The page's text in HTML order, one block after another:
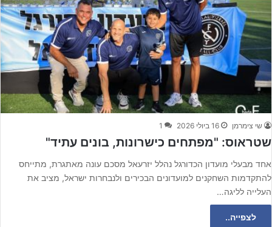
שי צימרמן 16 ביולי 2026 1
שטראוס: "מפתחים כישרונות, בונים עתיד"
אחד מבעלי מועדון הכדורגל נהלל יזרעאל מסכם עונה מאתגרת, מתייחס
להתקדמות השחקנים למועדונים הבכירים ולנבחרות ישראל, מציב את
העלייה לליגה…
לצפייה..